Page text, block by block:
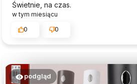
Świetnie, na czas.
w tym miesiącu
0
0
podgląd